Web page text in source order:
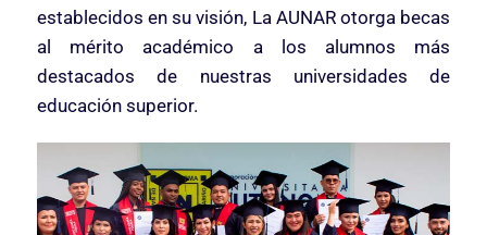
establecidos en su visión, La AUNAR otorga becas
al mérito académico a los alumnos más
destacados de nuestras universidades de
educación superior.